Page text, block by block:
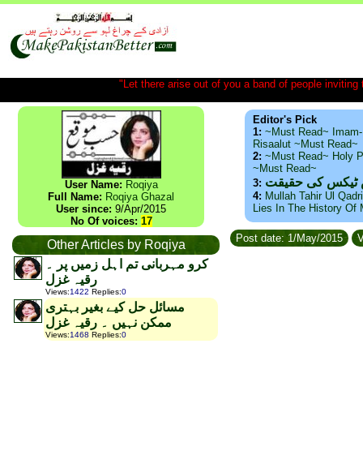
"Let there arise out of you a band of people
User Name: Roqiya
Full Name: Roqiya Ghazal
User since: 9/Apr/2015
No Of voices: 17
Other Articles by Roqiya
کرو مہربانی تم اہل زمیں پر ۔
رقیہ غزل
Views:1422 Replies:0
مسائل حل کیے بغیر بہتری
ممکن نہیں ۔ رقیہ غزل
Views:1468 Replies:0
Editor's Pick
1: ~Must Read~
Risaalut ~Must Read~
2: ~Must Read~ Holy
~Must Read~
3: ٹیکس کی حقیقت
4: Mullah Tahir Ul
Lies In The History Of
Post date: 1/May/2015